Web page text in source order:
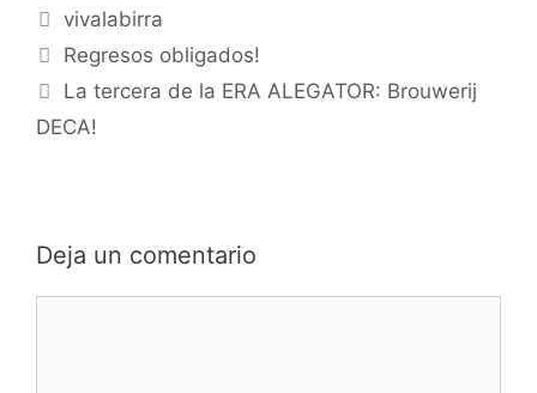
Categorías
vivalabirra
Regresos obligados!
La tercera de la ERA ALEGATOR: Brouwerij
DECA!
Deja un comentario